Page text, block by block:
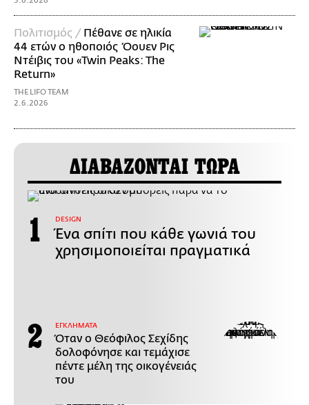
Πολιτισμός / Πέθανε σε ηλικία
44 ετών ο ηθοποιός Όουεν Ρις
Ντέιβις του «Twin Peaks: The
Return»
THE LIFO TEAM
2.6.2026
ΔΙΑΒΑΖΟΝΤΑΙ ΤΩΡΑ
DESIGN
Ένα σπίτι που κάθε γωνιά του
χρησιμοποιείται πραγματικά
ΕΓΚΛΗΜΑΤΑ
Όταν ο Θεόφιλος Σεχίδης
δολοφόνησε και τεμάχισε
πέντε μέλη της οικογένειάς
του